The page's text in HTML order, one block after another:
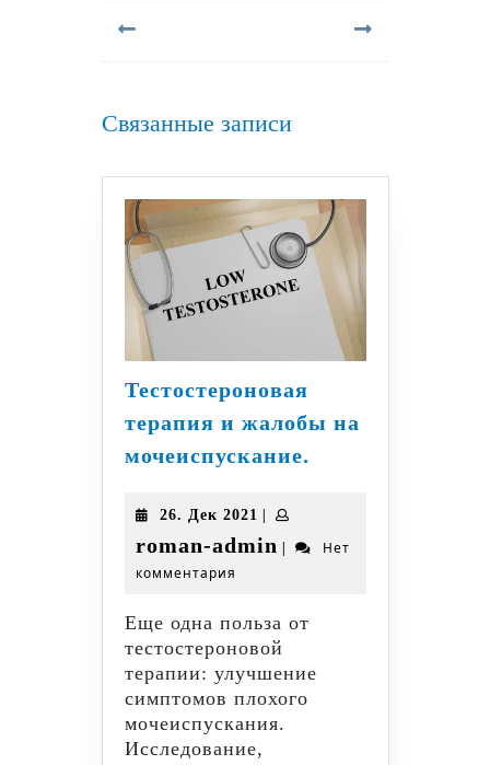
записям
Связанные записи
Тестостероновая
терапия и жалобы на
мочеиспускание.
на
26. Дек 2021 26.
Дек
2021
|
roman-admin roman-
|
Нет
комментария
Еще одна польза от
тестостероновой
терапии: улучшение
симптомов плохого
мочеиспускания.
Исследование,